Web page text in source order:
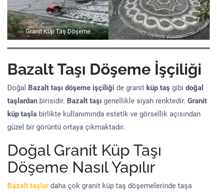
Granit Küp Taş Döşeme
Bazalt Taşı Döşeme İşçiliği
Doğal Bazalt taşı döşeme işçiliği de granit küp taş gibi doğal
taşlardan birisidir. Bazalt taşı genellikle siyah renktedir. Granit
küp taşla birlikte kullanımında estetik ve görsellik açısından
güzel bir görüntü ortaya çıkmaktadır.
Doğal Granit Küp Taşı
Döşeme Nasıl Yapılır
Bazalt taşlardaha çok granit küp taş döşemelerinde taşa